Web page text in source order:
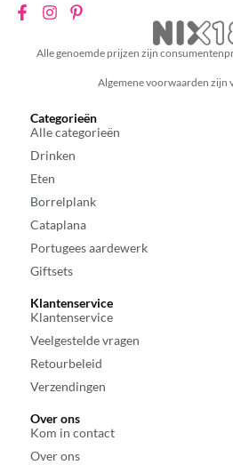
Alle genoemde prijzen zijn
Algemene voorwaarden zijn
Categorieën
Alle categorieën
Drinken
Eten
Borrelplank
Cataplana
Portugees aardewerk
Giftsets
Klantenservice
Klantenservice
Veelgestelde vragen
Retourbeleid
Verzendingen
Over ons
Kom in contact
Over ons